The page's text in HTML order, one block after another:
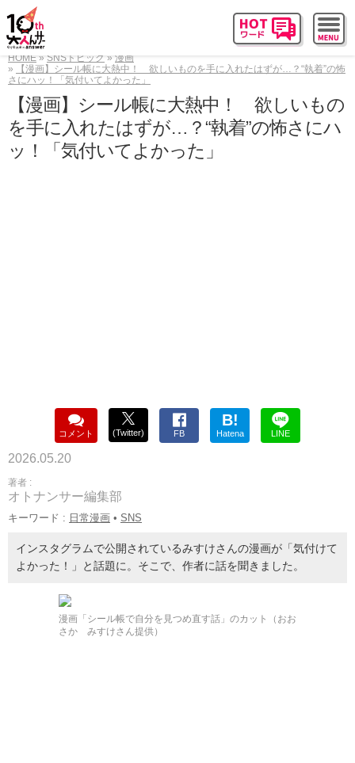
HOME SNSトピック
漫画
【漫画】シール帳に大熱中！ 欲しいものを手に入れたはずが…？“執着”の怖
さにハッ！「気付いてよかった」
【漫画】シール帳に大熱中！ 欲しいもの
を手に入れたはずが…？“執着”の怖さにハ
ッ！「気付いてよかった」
コメント (Twitter) FB
B!
Hatena LINE
2026.05.20
著者 :
オトナンサー編集部
キーワード : 日常漫画 • SNS
インスタグラムで公開されているみすけさんの漫画が「気付けて
よかった！」と話題に。そこで、作者に話を聞きました。
漫画「シール帳で自分を見つめ直す話」のカット（おお
さか みすけさん提供）